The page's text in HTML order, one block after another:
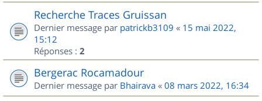
Recherche Traces Gruissan
Dernier message par patrickb3109 « 15 mai 2022,
15:12
Réponses : 2
Bergerac Rocamadour
Dernier message par Bhairava « 08 mars 2022, 16:34